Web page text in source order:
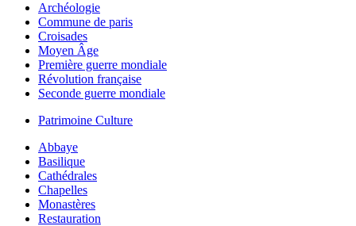
Archéologie
Commune de paris
Croisades
Moyen Âge
Première guerre mondiale
Révolution française
Seconde guerre mondiale
Patrimoine Culture
Abbaye
Basilique
Cathédrales
Chapelles
Monastères
Restauration